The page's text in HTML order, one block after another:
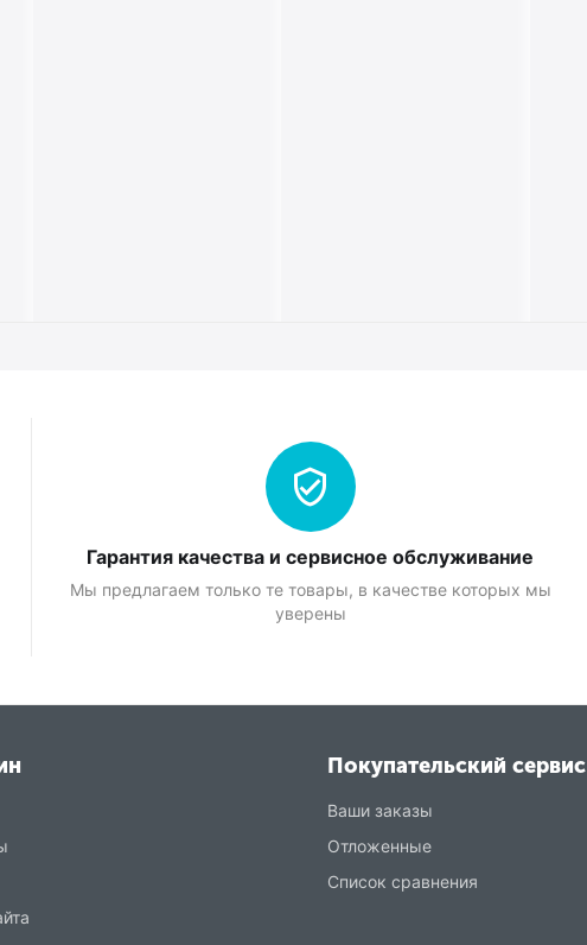
Гарантия качества и сервисное обслуживание
Мы предлагаем только те товары, в качестве которых мы
уверены
Покупательский сервис
Ваши заказы
Отложенные
Список сравнения